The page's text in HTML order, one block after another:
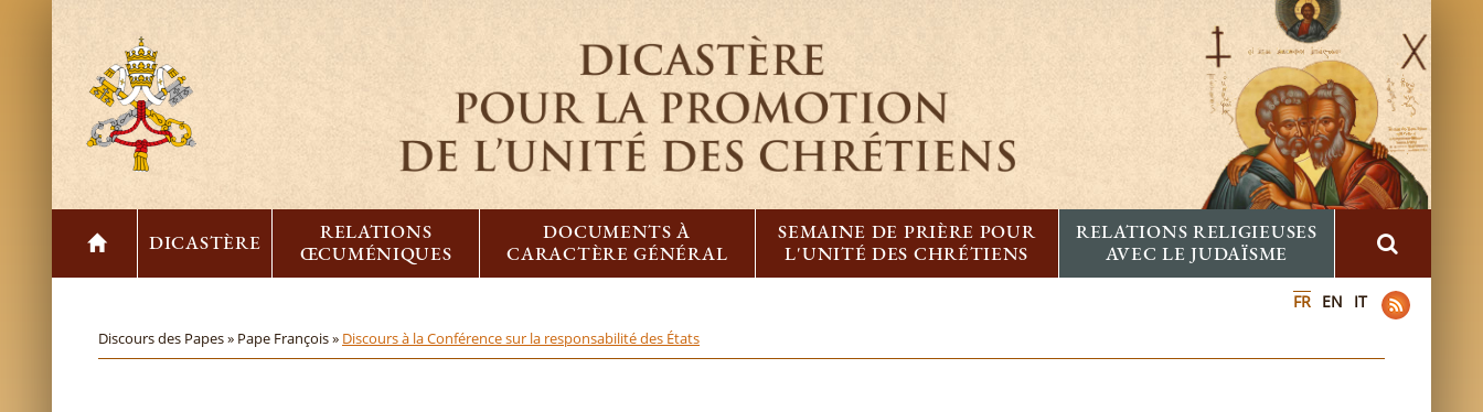
DICASTÈRE
RELATIONS
ŒCUMÉNIQUES
DOCUMENTS À
CARACTÈRE GÉNÉRAL
SEMAINE DE PRIÈRE POUR
L'UNITÉ DES CHRÉTIENS
RELATIONS RELIGIEUSES
AVEC LE JUDAÏSME
FR EN IT
Discours des Papes » Pape François » Discours à la Conférence sur la responsabilité des États